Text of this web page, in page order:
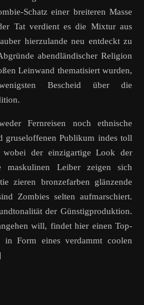
Schatz einer breiteren Masse
Tat verdient es die Mixtur aus
hierzulande neu entdeckt zu
abendländischer Religion
Leinwand thematisiert wurden,
Bescheid über die
Fernreisen noch ethnische
gruseloffenen Publikum indes toll
wobei der einzigartige Look der
Leiber zeigen sich
zieren bronzefarben glänzende
Zombies selten aufmarschiert.
der Günstigproduktion.
will, findet hier einen Top-
in Form eines verdammt coolen